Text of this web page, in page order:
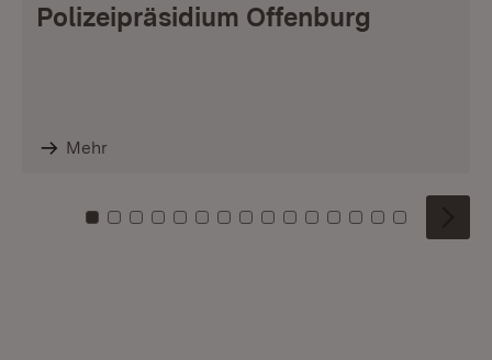
Polizeipräsidium Offenburg
Mehr
Zu Kachel: 0
Zu Kachel: 1
Zu Kachel: 2
Zu Kachel: 3
Zu Kachel: 4
Zu Kachel: 5
Zu Kachel: 6
Zu Kachel: 7
Zu Kachel: 8
Zu Kachel: 9
Zu Kachel: 10
Zu Kachel: 11
Zu Kachel: 12
Zu Kachel:
Zu